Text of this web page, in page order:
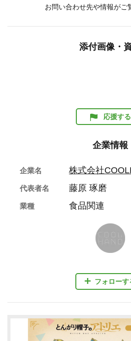
お問い合わせ先や情報がご
添付画像・
応援する
企業情報
フォローす
企業名 株式会社
代表者名 藤原 琢磨
業種 食品関連